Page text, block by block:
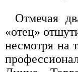
Отмечая
«отец»
несмотря на